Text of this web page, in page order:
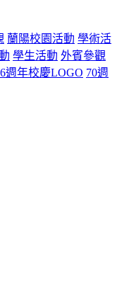
蘭陽校園活動 學術活
學生活動 外賓參觀
週年校慶LOGO 70週